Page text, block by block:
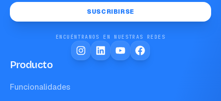
SUSCRIBIRSE
ENCUÉNTRANOS EN NUESTRAS REDES
Producto
Funcionalidades